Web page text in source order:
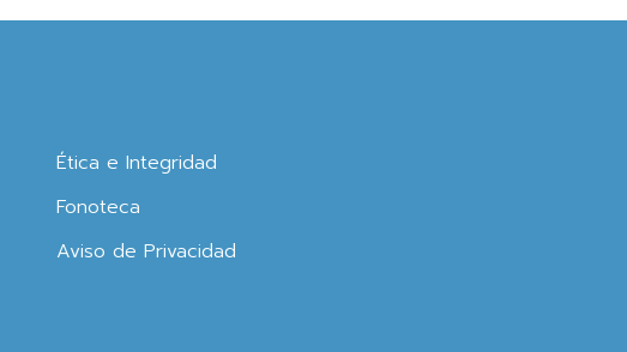
Ética e Integridad
Fonoteca
Aviso de Privacidad